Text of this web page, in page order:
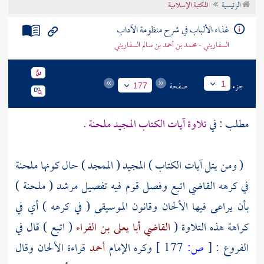
تراجم الأعلام
الرئيسية المكتبة الإسلامية
غذاء الألباب في شرح منظومة الآداب
السفاريني - محمد بن أحمد بن سالم السفاريني
جزء 1 صفحة 177
مطلب : فيتلاوة آيات الكتاب المجيد ملحنة .
( ومن يتل آيات الكتاب ) المجيد ( الممجد ) حال كونها ملحنة
في كرهه القاضي اتبع وفصل قوم فيه تفصيل مرشد ( ملحنة )
بأن يراعى فيها الألحان وقانون الموسيقى ( في كرهه ) أي في
كراهة هذه التلاوة (القاضي أبا يعلى بن الفراء ( اتبع ) قال في
الفروع : [ ص: وكره الإمام أحمد قراءة الألحان وقال